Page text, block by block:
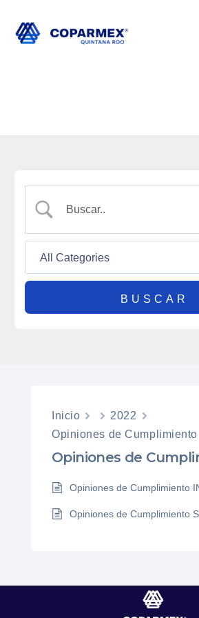
Inicio
2022
Opiniones de Cumplimiento
Opiniones de
Opiniones de Cumplimiento
Opiniones de Cumplimiento